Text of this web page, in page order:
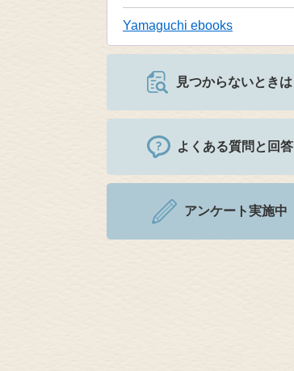
Yamaguchi ebooks
見つからないときは
よくある質問と回答
アンケート実施中